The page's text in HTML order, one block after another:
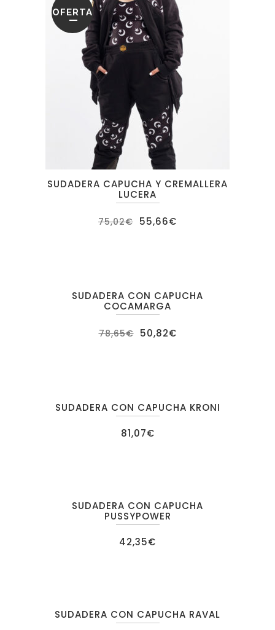
OFERTA
SUDADERA CAPUCHA Y CREMALLERA
LUCERA
75,02€ 55,66€
SUDADERA CON CAPUCHA
COCAMARGA
78,65€ 50,82€
SUDADERA CON CAPUCHA KRONI
81,07€
SUDADERA CON CAPUCHA
PUSSYPOWER
42,35€
SUDADERA CON CAPUCHA RAVAL